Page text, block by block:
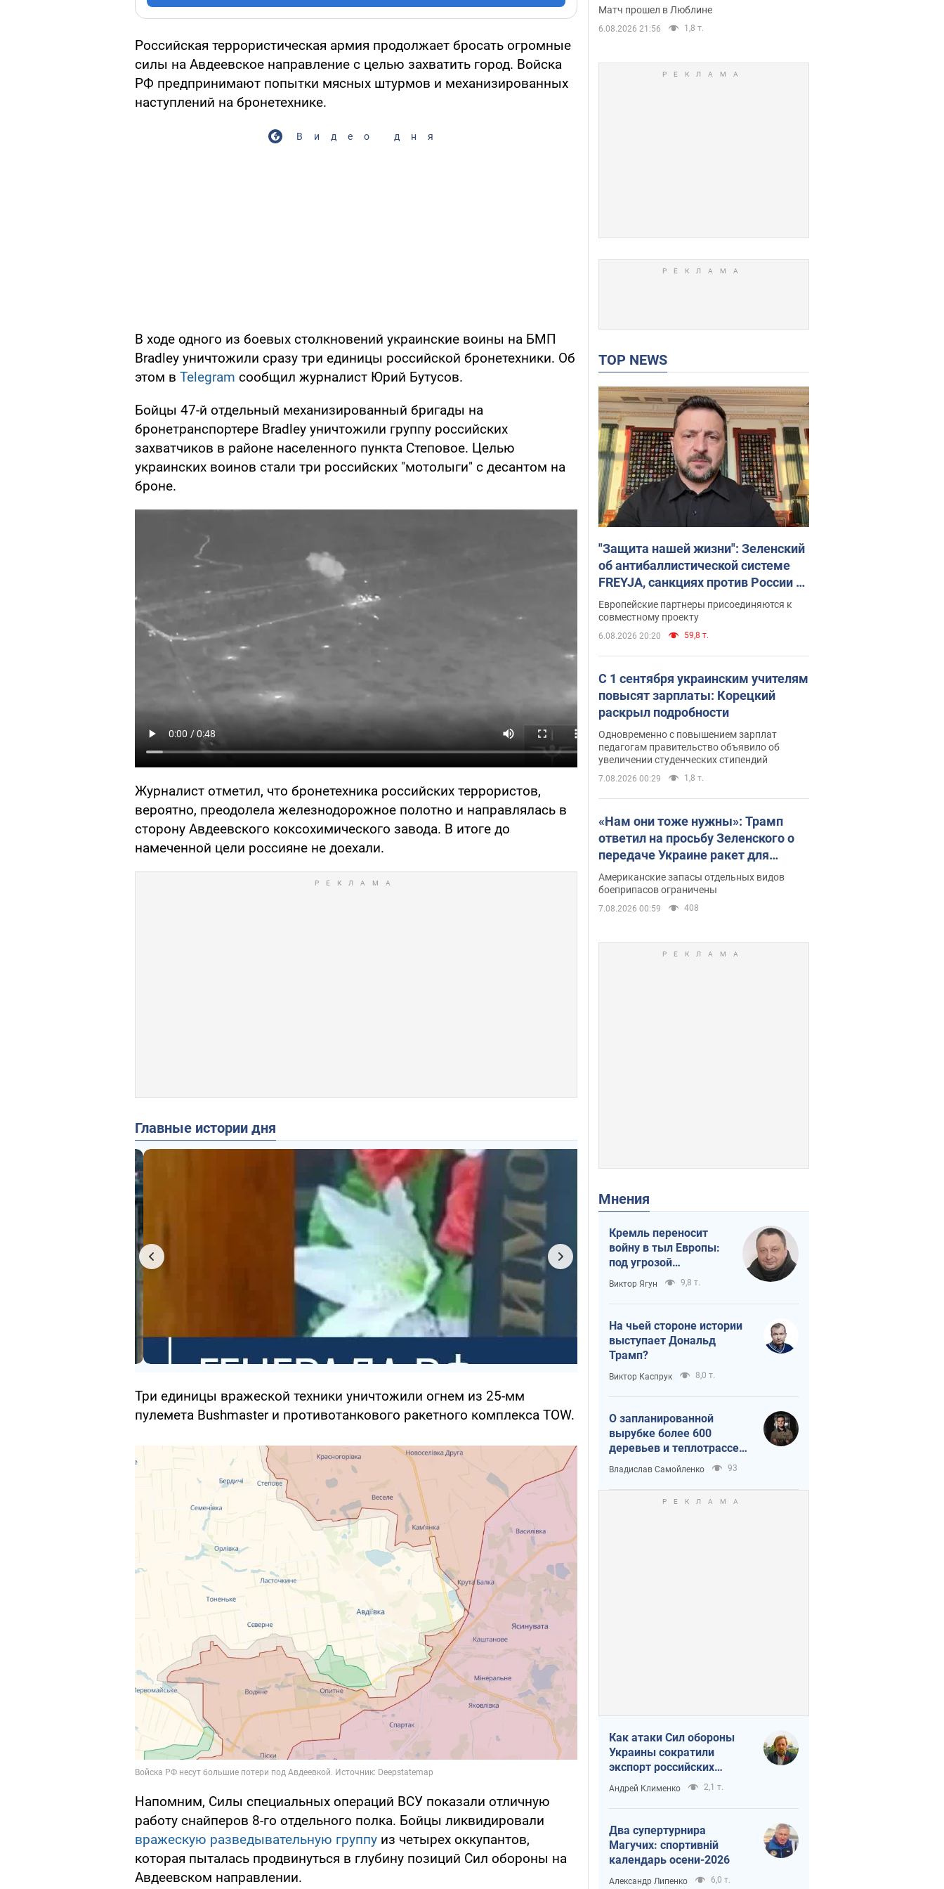
Российская террористическая армия продолжает бросать огромные
силы на Авдеевское направление с целью захватить город. Войска
РФ предпринимают попытки мясных штурмов и механизированных
наступлений на бронетехнике.
Видео дня
В ходе одного из боевых столкновений украинские воины на БМП
Bradley уничтожили сразу три единицы российской бронетехники. Об
этом в Telegram сообщил журналист Юрий Бутусов.
Бойцы 47-й отдельный механизированный бригады на
бронетранспортере Bradley уничтожили группу российских
захватчиков в районе населенного пункта Степовое. Целью
украинских воинов стали три российских "мотолыги" с десантом на
броне.
Журналист отметил, что бронетехника российских террористов,
вероятно, преодолела железнодорожное полотно и направлялась в
сторону Авдеевского коксохимического завода. В итоге до
намеченной цели россияне не доехали.
Главные истории дня
Три единицы вражеской техники уничтожили огнем из 25-мм
пулемета Bushmaster и противотанкового ракетного комплекса TOW.
Напомним, Силы специальных операций ВСУ показали отличную
работу снайперов 8-го отдельного полка. Бойцы ликвидировали
вражескую разведывательную группу из четырех оккупантов,
которая пыталась продвинуться в глубину позиций Сил обороны на
Авдеевском направлении.
Матч прошел в Люблине
6.08.2026 21:56 1,8 т.
TOP NEWS
"Защита нашей жизни": Зеленский
об антибаллистической системе
FREYJA, санкциях против России и
поддержке аграриев. Видео
Европейские партнеры присоединяются к
совместному проекту
6.08.2026 20:20 59,8 т.
С 1 сентября украинским учителям
повысят зарплаты: Корецкий
раскрыл подробности
Одновременно с повышением зарплат
педагогам правительство объявило об
увеличении студенческих стипендий
7.08.2026 00:29 1,8 т.
«Нам они тоже нужны»: Трамп
ответил на просьбу Зеленского о
передаче Украине ракет для
Patriot
Американские запасы отдельных видов
боеприпасов ограничены
7.08.2026 00:59 408
Мнения
Кремль переносит
войну в тыл Европы:
под угрозой
критическая
логистика
Виктор Ягун 9,8 т.
На чьей стороне истории
выступает Дональд
Трамп?
Виктор Каспрук 8,0 т.
О запланированной
вырубке более 600
деревьев и теплотрассе:
что происходит на
Теремках в Киеве
Владислав Самойленко 93
Как атаки Сил обороны
Украины сократили
экспорт российских
нефтепродуктов
Андрей Клименко 2,1 т.
Два супертурнира
Магучих: спортивній
календарь осени-2026
Александр Липенко 6,0 т.